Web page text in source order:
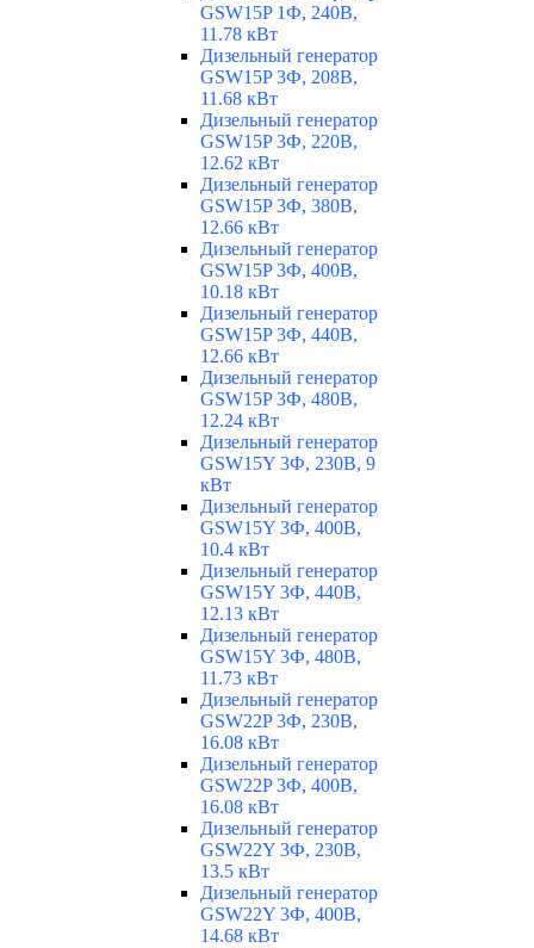
GSW15P 1Ф, 240В,
11.78 кВт
Дизельный генератор
GSW15P 3Ф, 208В,
11.68 кВт
Дизельный генератор
GSW15P 3Ф, 220В,
12.62 кВт
Дизельный генератор
GSW15P 3Ф, 380В,
12.66 кВт
Дизельный генератор
GSW15P 3Ф, 400В,
10.18 кВт
Дизельный генератор
GSW15P 3Ф, 440В,
12.66 кВт
Дизельный генератор
GSW15P 3Ф, 480В,
12.24 кВт
Дизельный генератор
GSW15Y 3Ф, 230В, 9
кВт
Дизельный генератор
GSW15Y 3Ф, 400В,
10.4 кВт
Дизельный генератор
GSW15Y 3Ф, 440В,
12.13 кВт
Дизельный генератор
GSW15Y 3Ф, 480В,
11.73 кВт
Дизельный генератор
GSW22P 3Ф, 230В,
16.08 кВт
Дизельный генератор
GSW22P 3Ф, 400В,
16.08 кВт
Дизельный генератор
GSW22Y 3Ф, 230В,
13.5 кВт
Дизельный генератор
GSW22Y 3Ф, 400В,
14.68 кВт